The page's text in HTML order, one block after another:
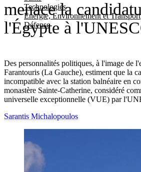
Technologies
Energie, Environnement et Transport
Défense
menace la
l'Égypte à
Des personnalités politiques, à l'image de
Farantouris (La Gauche), estiment que la
incompatible avec la station balnéaire en
monastère Sainte-Catherine, considéré
universelle exceptionnelle (VUE) par
Sarantis Michalopoulos